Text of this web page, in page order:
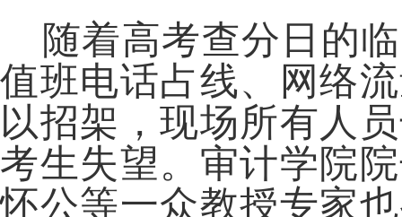
随着高考查分日的
值班电话占线、网络
以招架，现场所有人
考生失望。审计学院
怀公等一众教授专家